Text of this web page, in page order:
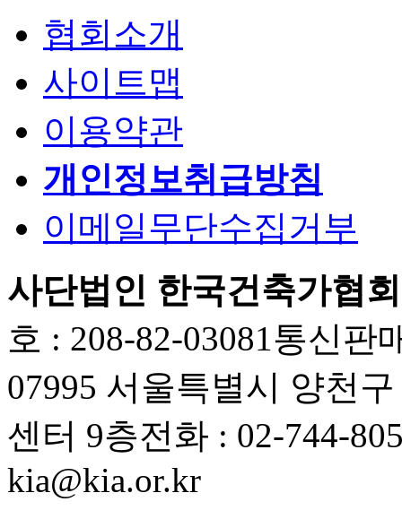
협회소개
사이트맵
이용약관
개인정보취급방침
이메일무단수집거부
사단법인 한국건축가협회
호 : 208-82-03081통신판
07995 서울특별시 양천
센터 9층전화 : 02-744-
kia@kia.or.kr